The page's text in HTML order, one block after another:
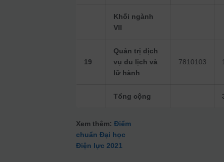
Khối ngành
VII
19
Quản trị dịch
vụ du lịch và
lữ hành
7810103
Tổng cộng
Xem thêm:Điểm
chuẩn Đại học
Điện lực 2021